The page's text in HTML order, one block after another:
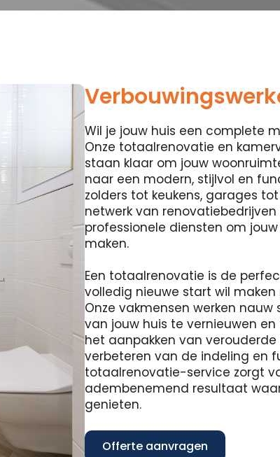
Wil je jouw huis een complete
Onze totaalrenovatie en
staan ​​klaar om jouw
naar een modern, stijlvol en
zolders tot keukens, garages
netwerk van
professionele diensten om
maken.
Een totaalrenovatie is de
volledig nieuwe start wil
Onze vakmensen werken
van jouw huis te vernieuwen
het aanpakken van
verbeteren van de indeling en
totaalrenovatie-service zorgt
adembenemend resultaat
genieten.
Offerte aanvragen